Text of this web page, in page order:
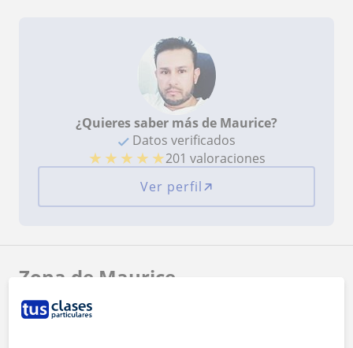
¿Quieres saber más de Maurice?
Datos verificados
★ ★ ★ ★ ★201 valoraciones
Ver perfil
Zona de Maurice
Localidades a las que se desplaza para dar clase